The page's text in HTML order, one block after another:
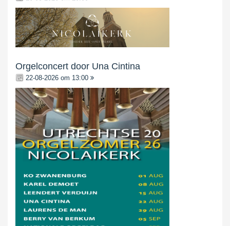
Orgelconcert door Una Cintina
22-08-2026 om 13:00